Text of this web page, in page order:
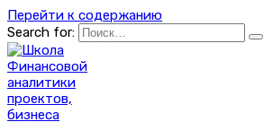
Перейти к содержанию
Search for: